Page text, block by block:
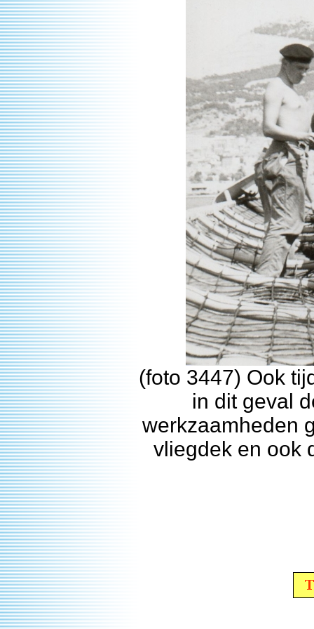
(foto 3447) Ook
in dit geval
werkzaamheden
vliegdek en ook